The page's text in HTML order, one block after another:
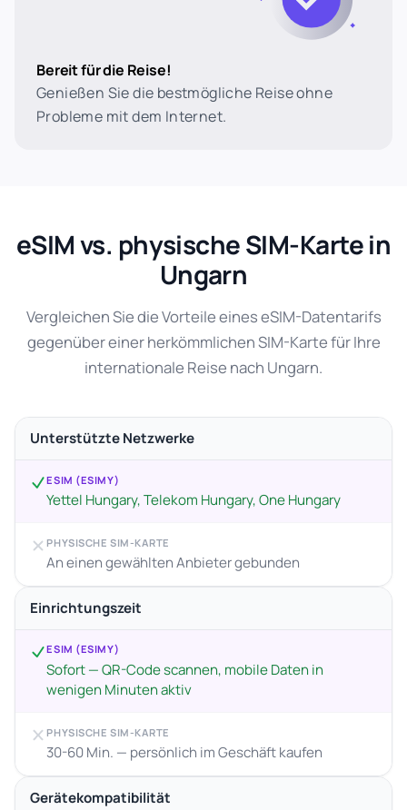
Bereit für die Reise!
Genießen Sie die bestmögliche Reise ohne
Probleme mit dem Internet.
eSIM vs. physische SIM-Karte in
Ungarn
Vergleichen Sie die Vorteile eines eSIM-Datentarifs
gegenüber einer herkömmlichen SIM-Karte für Ihre
internationale Reise nach Ungarn.
Unterstützte Netzwerke
ESIM (ESIMY)
Yettel Hungary, Telekom Hungary, One Hungary
PHYSISCHE SIM-KARTE
An einen gewählten Anbieter gebunden
Einrichtungszeit
ESIM (ESIMY)
Sofort — QR-Code scannen, mobile Daten in
wenigen Minuten aktiv
PHYSISCHE SIM-KARTE
30-60 Min. — persönlich im Geschäft kaufen
Gerätekompatibilität